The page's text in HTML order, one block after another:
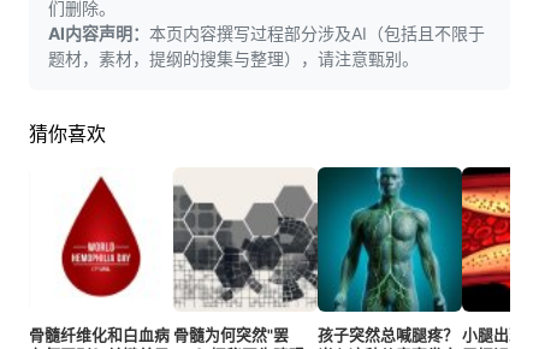
们删除。
AI内容声明： 本页内容撰写过程部分涉及AI（包括且不限于
题材，素材，提纲的搜集与整理），请注意甄别。
猜你喜欢
骨髓纤维化和白血病 骨髓为何突然"罢
孩子突然总喊腿疼？ 小腿出现